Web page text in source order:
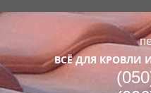
ВСЁ ДЛЯ КРОВЛИ